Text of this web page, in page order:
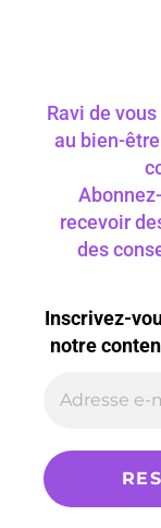
Ravi de
au bien-
recevoir
des
Inscrivez-
notre